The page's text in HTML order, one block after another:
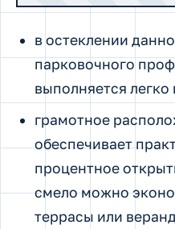
в остеклении
парковочного
выполняется легко
грамотное
обеспечивает
процентное
смело можно
террасы или